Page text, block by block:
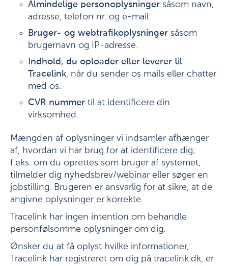
Almindelige personoplysninger såsom navn,
adresse, telefon nr. og e-mail.
Bruger- og webtrafikoplysninger såsom
brugernavn og IP-adresse.
Indhold, du oploader eller leverer til
Tracelink, når du sender os mails eller chatter
med os.
CVR nummer til at identificere din
virksomhed.
Mængden af oplysninger vi indsamler afhænger
af, hvordan vi har brug for at identificere dig;
f.eks. om du oprettes som bruger af systemet,
tilmelder dig nyhedsbrev/webinar eller søger en
jobstilling. Brugeren er ansvarlig for at sikre, at de
angivne oplysninger er korrekte.
Tracelink har ingen intention om behandle
personfølsomme oplysninger om dig.
Ønsker du at få oplyst hvilke informationer,
Tracelink har registreret om dig på tracelink.dk, er